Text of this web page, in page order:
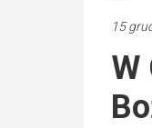
15
W